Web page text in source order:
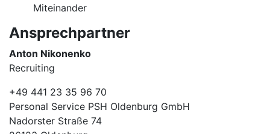
Miteinander
Ansprechpartner
Anton Nikonenko
Recruiting
+49 441 23 35 96 70
Personal Service PSH Oldenburg GmbH
Nadorster Straße 74